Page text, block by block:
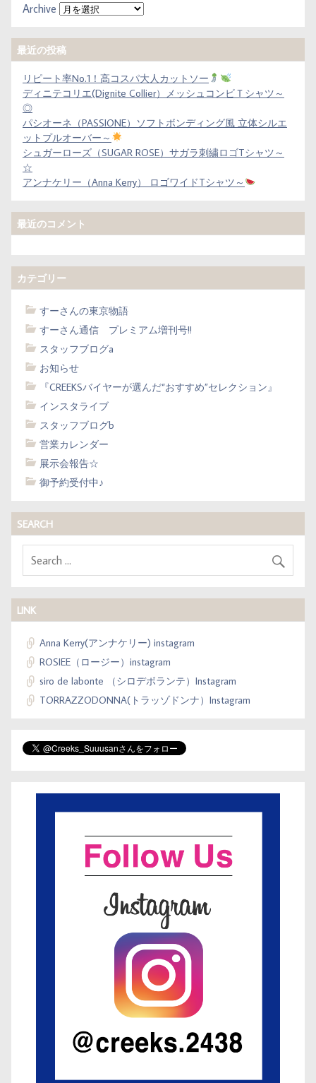
Archive
最近の投稿
リピート率No.1！高コスパ大人カットソー
ディニテコリエ(Dignite Collier）メッシュコンビＴシャツ～
◎
パシオーネ（PASSIONE）ソフトボンディング風 立体シルエ
ットプルオーバー～
シュガーローズ（SUGAR ROSE）サガラ刺繍ロゴTシャツ～
☆
アンナケリー（Anna Kerry） ロゴワイドTシャツ～
最近のコメント
カテゴリー
すーさんの東京物語
すーさん通信 プレミアム増刊号!!
スタッフブログa
お知らせ
『CREEKSバイヤーが選んだ“おすすめ”セレクション』
インスタライブ
スタッフブログb
営業カレンダー
展示会報告☆
御予約受付中♪
SEARCH
LINK
Anna Kerry(アンナケリー) instagram
ROSIEE（ロージー）instagram
siro de labonte （シロデボランテ）Instagram
TORRAZZODONNA(トラッゾドンナ）Instagram